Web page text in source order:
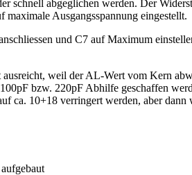
schnell abgeglichen werden. Der
Ausgangsspannung eingestellt.
und C7 auf Maximum
weil der AL-Wert vom Kern
bzw. 220pF Abhilfe geschaffen
ca. 10+18 verringert werden, aber